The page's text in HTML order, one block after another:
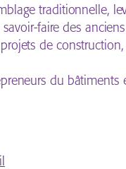
traditionnelle,
faire des
de
du bâtiments